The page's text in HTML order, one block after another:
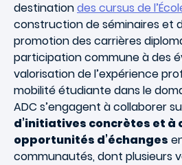
destinationdes cursus de
construction de séminaires et
promotion des carrières
participation commune à des
valorisation de l’expérience
mobilité étudiante dans le
ADC s’engagent à collaborer
d’initiatives concrètes et à
opportunités d’échanges
communautés, dont plusieurs